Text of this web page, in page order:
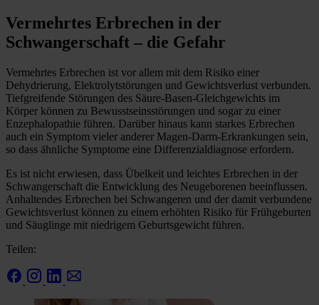
Vermehrtes Erbrechen in der
Schwangerschaft – die Gefahr
Vermehrtes Erbrechen ist vor allem mit dem Risiko einer
Dehydrierung, Elektrolytstörungen und Gewichtsverlust verbunden.
Tiefgreifende Störungen des Säure-Basen-Gleichgewichts im
Körper können zu Bewusstseinsstörungen und sogar zu einer
Enzephalopathie führen. Darüber hinaus kann starkes Erbrechen
auch ein Symptom vieler anderer Magen-Darm-Erkrankungen sein,
so dass ähnliche Symptome eine Differenzialdiagnose erfordern.
Es ist nicht erwiesen, dass Übelkeit und leichtes Erbrechen in der
Schwangerschaft die Entwicklung des Neugeborenen beeinflussen.
Anhaltendes Erbrechen bei Schwangeren und der damit verbundene
Gewichtsverlust können zu einem erhöhten Risiko für Frühgeburten
und Säuglinge mit niedrigem Geburtsgewicht führen.
Teilen: